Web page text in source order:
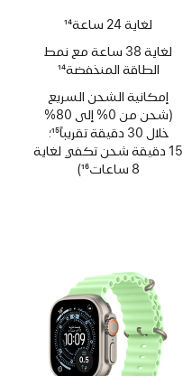
لغاية 24 ساعة
14
لغاية 38 ساعة مع نمط
الطاقة المنخفضة14
إمكانية الشحن السريع
(شحن من 0% إلى 80%
خلال 30 دقيقة تقريباً
حاشية
15؛
15 دقيقة شحن تكفي لغاية
8 ساعات
16
)